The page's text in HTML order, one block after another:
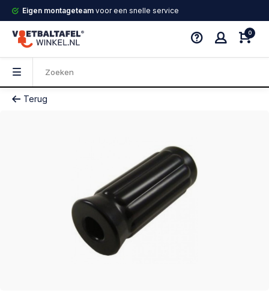
Eigen montageteam voor een snelle service
0
Terug